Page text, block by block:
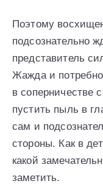
Поэтому
подсознательно
представитель
Жажда и
в соперничестве
пустить пыль в
сам и
стороны. Как в
какой
заметить.